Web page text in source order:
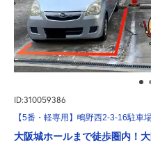
ID:310059386
【5番・軽専用】鴫野西2-3-16駐車
大阪城ホールまで徒歩圏内！